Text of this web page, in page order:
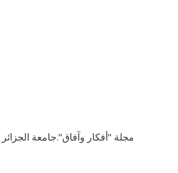
مجلة "أفكار وآفاق".جامعة الجزائر 2 أبو القاسم سعد الله